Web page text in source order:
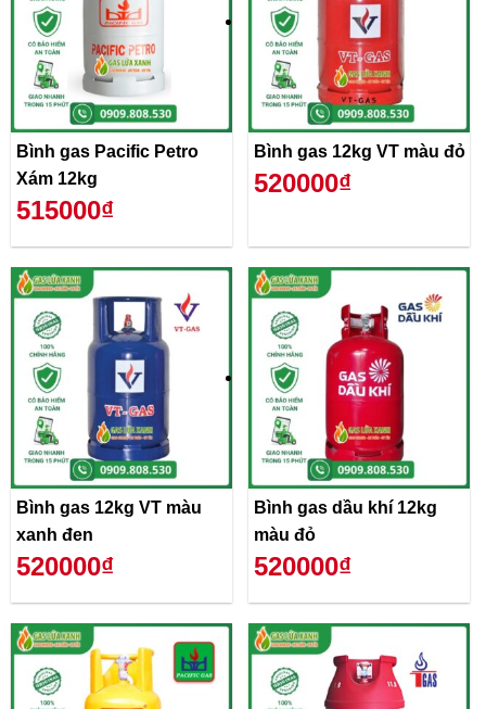
Bình gas Pacific Petro
Xám 12kg
515000₫
Bình gas 12kg VT màu đỏ
520000₫
Bình gas 12kg VT màu
xanh đen
520000₫
Bình gas dầu khí 12kg
màu đỏ
520000₫